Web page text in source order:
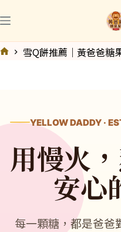
至
主
要
雪Q餅推薦｜黃爸爸糖
YELLOW DADDY ·
用慢火
安心
每一顆糖，都是爸爸